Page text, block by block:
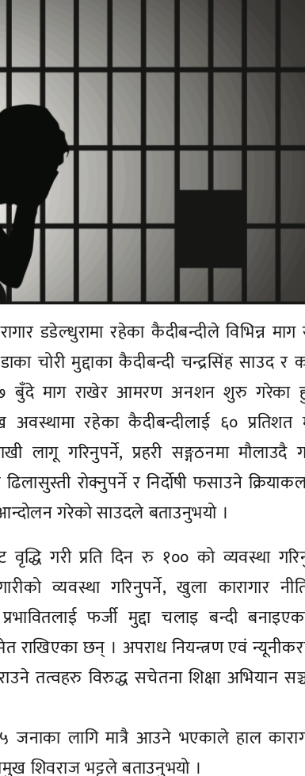
डडेल्धुरामा रहेका कैदीबन्दीले विभिन्न माग
मुद्दाका कैदीबन्दी चन्द्रसिंह साउद र
७ बुँदे माग राखेर आमरण अनशन शुरु गरेका
रहेका कैदीबन्दीलाई ६० प्रतिशत
लागू गरिनुपर्ने, प्रहरी सङ्गठनमा मौलाउदै
रोक्नुपर्ने र निर्दोषी फसाउने
गरेको साउदले बताउनुभयो ।
गरी प्रति दिन रु १०० को व्यवस्था
व्यवस्था गरिनुपर्ने, खुला कारागार
प्रभावितलाई फर्जी मुद्दा चलाइ बन्दी
राखिएका छन् । अपराध नियन्त्रण एवं
तत्वहरु विरुद्ध सचेतना शिक्षा अभियान
जनाका लागि मात्रै आउने भएकाले हाल
शिवराज भट्टले बताउनुभयो ।